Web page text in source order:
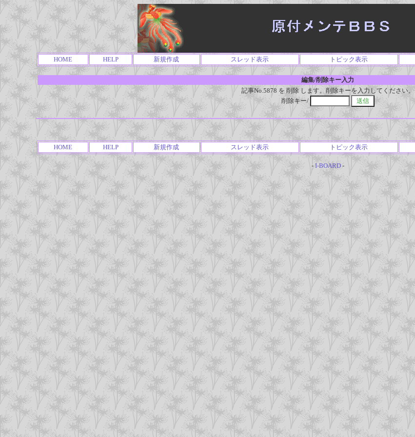
HOME HELP 新規作成 スレッド表示 トピック表示
編集/削除キー入力
記事No.5878 を 削除 します。削除キーを入力してください。
削除キー/
HOME HELP 新規作成 スレッド表示 トピック表示
- I-BOARD-